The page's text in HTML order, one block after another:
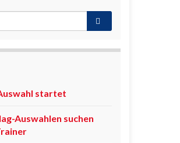
startet
Auswahlen suchen